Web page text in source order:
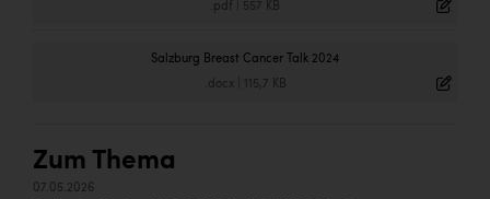
.pdf 557 KB
Salzburg Breast Cancer Talk 2024
.docx| 115,7 KB
Zum Thema
07.05.2026